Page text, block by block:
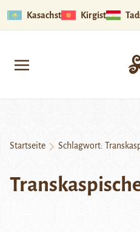
Kasachstan Kirgistan
Startseite Schlagwort: